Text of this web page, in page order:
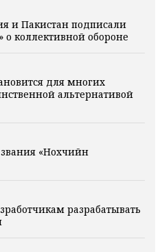
и Пакистан подписали
о коллективной обороне
для многих
альтернативой
«Нохчийн
разрабатывать